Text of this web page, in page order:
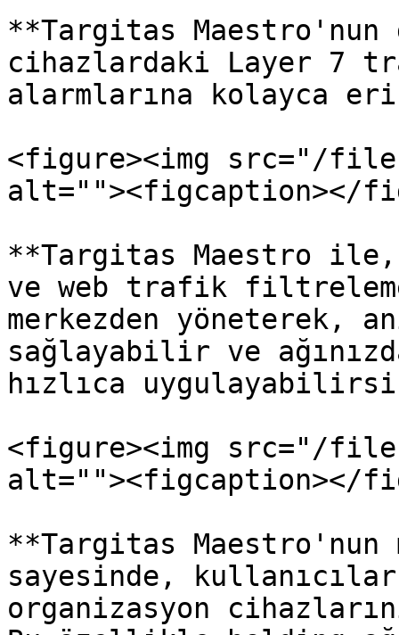
**Targitas
cihazlardaki Layer 7
alarmlarına kolayca
<figure><img src="/files/
alt=""><figcaption></
**Targitas Maestro ile,
ve web trafik
merkezden yöneterek,
sağlayabilir ve
hızlıca
<figure><img src="/files/
alt=""><figcaption></
**Targitas
sayesinde,
organizasyon